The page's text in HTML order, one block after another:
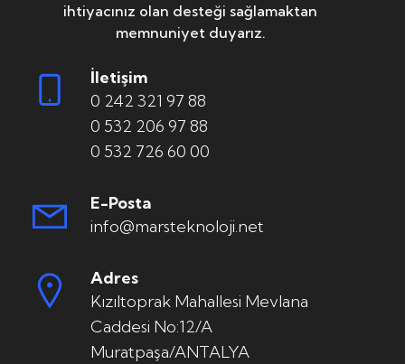
ihtiyacınız olan desteği sağlamaktan
memnuniyet duyarız.
İletişim
0 242 321 97 88
0 532 206 97 88
0 532 726 60 00
E-Posta
info@marsteknoloji.net
Adres
Kızıltoprak Mahallesi Mevlana
Caddesi No:12/A
Muratpaşa/ANTALYA